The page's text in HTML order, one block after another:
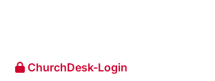
ChurchDesk-Login